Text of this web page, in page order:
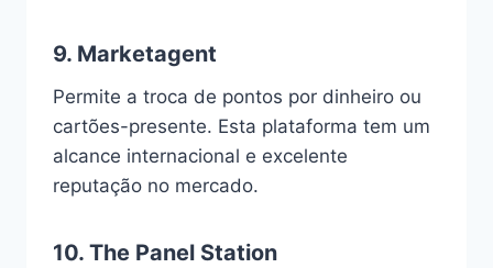
9. Marketagent
Permite a troca de pontos por dinheiro ou
cartões-presente. Esta plataforma tem um
alcance internacional e excelente
reputação no mercado.
10. The Panel Station